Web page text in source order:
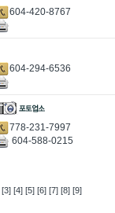
604-420-8767
604-294-6536
778-231-7997
604-588-0215
[3] [4] [5] [6] [7] [8] [9]